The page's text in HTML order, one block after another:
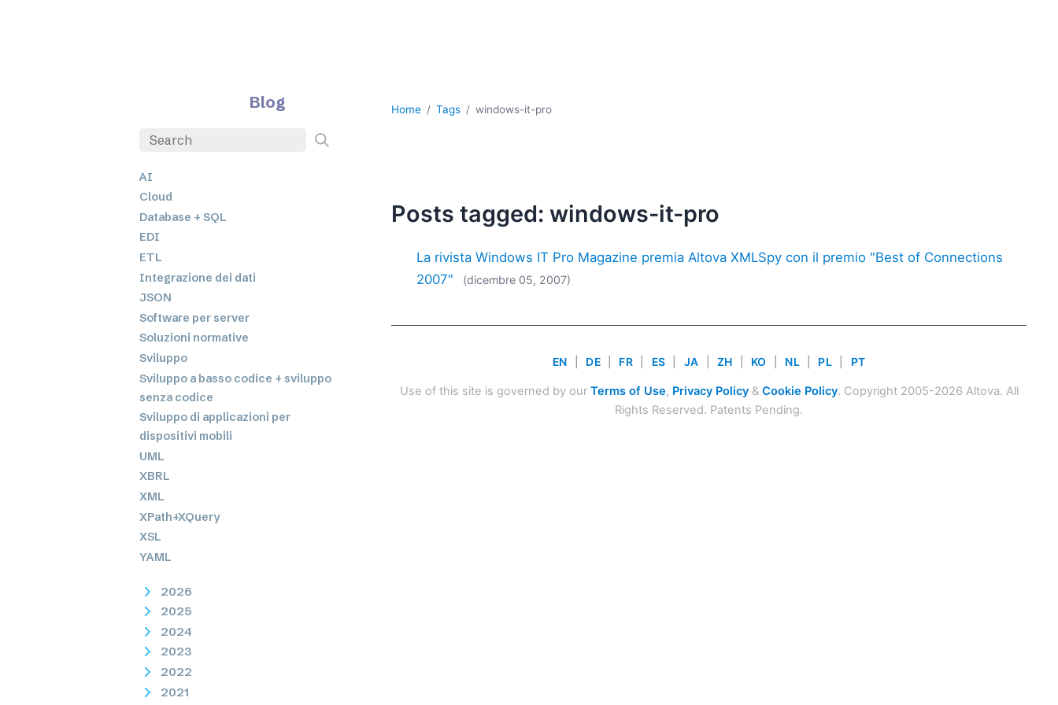
Blog
AI
Cloud
Database + SQL
EDI
ETL
Integrazione dei dati
JSON
Software per server
Soluzioni normative
Sviluppo
Sviluppo a basso codice + sviluppo
senza codice
Sviluppo di applicazioni per
dispositivi mobili
UML
XBRL
XML
XPath+XQuery
XSL
YAML
2026
2025
2024
2023
2022
2021
Home Tags windows-it-pro
Posts tagged: windows-it-pro
La rivista Windows IT Pro Magazine premia Altova XMLSpy con il premio "Best of Connections
2007"
(dicembre 05, 2007)
EN DE FR ES JA ZH KO NL PL PT
Use of this site is governed by our Terms of Use, Privacy Policy& Cookie Policy. Copyright 2005-2026 Altova. All
Rights Reserved. Patents Pending.